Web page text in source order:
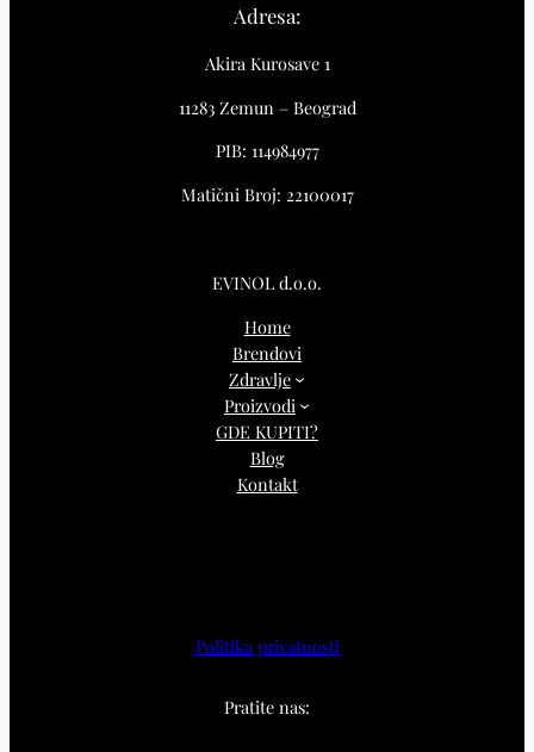
Adresa:
Akira Kurosave 1
11283 Zemun – Beograd
PIB: 114984977
Matični Broj: 22100017
EVINOL d.o.o.
Home
Brendovi
Zdravlje
Proizvodi
GDE KUPITI?
Blog
Kontakt
Politika privatnosti
Pratite nas: